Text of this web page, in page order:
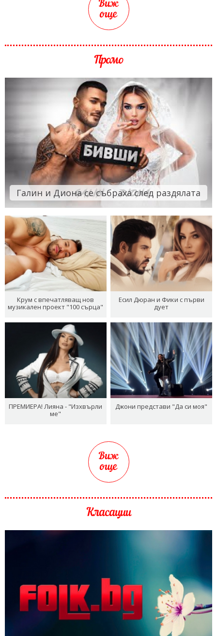
Виж
още
Промо
Галин и Диона се събраха след раздялата
Крум с впечатляващ нов
музикален проект "100 сърца"
Есил Дюран и Фики с първи
дует
ПРЕМИЕРА! Лияна - "Изхвърли
ме"
Джони представи "Да си моя"
Виж
още
Класации